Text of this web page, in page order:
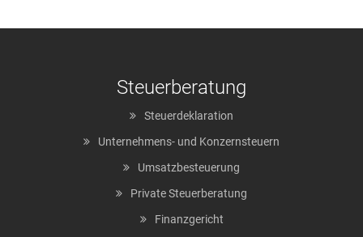
Steuerberatung
Steuerdeklaration
Unternehmens- und Konzernsteuern
Umsatzbesteuerung
Private Steuerberatung
Finanzgericht